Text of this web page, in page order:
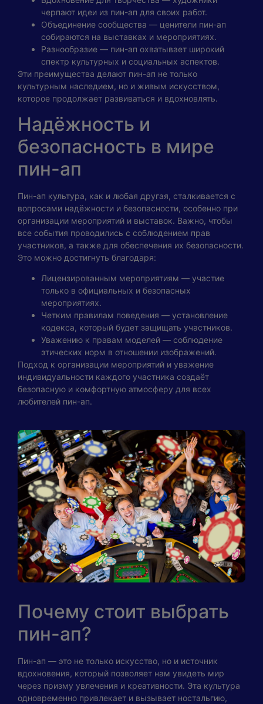
черпают идеи из пин-ап для своих работ.
Объединение сообщества — ценители пин-ап
собираются на выставках и мероприятиях.
Разнообразие — пин-ап охватывает широкий
спектр культурных и социальных аспектов.
Эти преимущества делают пин-ап не только
культурным наследием, но и живым искусством,
которое продолжает развиваться и вдохновлять.
Надёжность и
безопасность в мире
пин-ап
Пин-ап культура, как и любая другая, сталкивается с
вопросами надёжности и безопасности, особенно при
организации мероприятий и выставок. Важно, чтобы
все события проводились с соблюдением прав
участников, а также для обеспечения их безопасности.
Это можно достигнуть благодаря:
Лицензированным мероприятиям — участие
только в официальных и безопасных
мероприятиях.
Четким правилам поведения — установление
кодекса, который будет защищать участников.
Уважению к правам моделей — соблюдение
этических норм в отношении изображений.
Подход к организации мероприятий и уважение
индивидуальности каждого участника создаёт
безопасную и комфортную атмосферу для всех
любителей пин-ап.
Почему стоит выбрать
пин-ап?
Пин-ап — это не только искусство, но и источник
вдохновения, который позволяет нам увидеть мир
через призму увлечения и креативности. Эта культура
одновременно привлекает и вызывает ностальгию,